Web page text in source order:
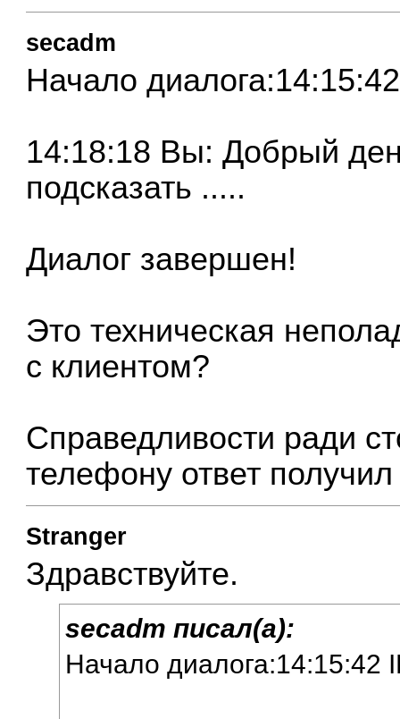
secadm
Начало
14:18:18 Вы: Добрый
подсказать .....
Диалог завершен!
Это техническая
с клиентом?
Справедливости ради
телефону ответ
Stranger
Здравствуйте.
secadm писал(а):
Начало диалога:14:15:42